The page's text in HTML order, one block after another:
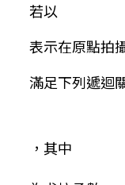
若以
表示在原點拍
滿足下列遞迴
，其中